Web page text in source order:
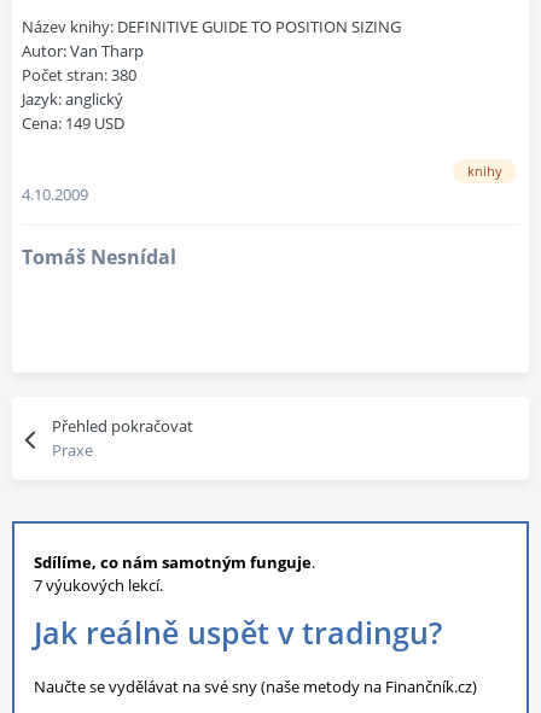
Název knihy: DEFINITIVE GUIDE TO POSITION SIZING
Autor: Van Tharp
Počet stran: 380
Jazyk: anglický
Cena: 149 USD
knihy
4.10.2009
Tomáš Nesnídal
Přehled pokračovat
Praxe
Sdílíme, co nám samotným funguje.
7 výukových lekcí.
Jak reálně uspět v tradingu?
Naučte se vydělávat na své sny (naše metody na Finančník.cz)